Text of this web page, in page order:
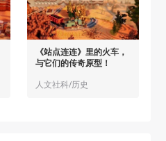
《站点连连》里的火车，
与它们的传奇原型！
人文社科/历史